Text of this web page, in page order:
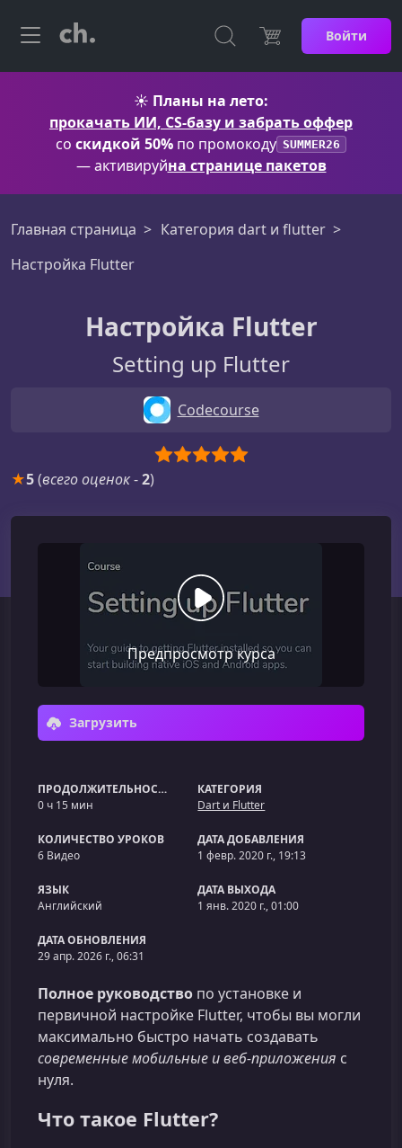
Войти
☀️ Планы на лето:
прокачать ИИ, CS-базу и забрать оффер
со скидкой 50% по промокоду SUMMER26
— активируйна странице пакетов
Главная страница
Категория dart и flutter
Настройка Flutter
Настройка Flutter
Setting up Flutter
Codecourse
★5(всего оценок-2)
Предпросмотр курса
Загрузить
ПРОДОЛЖИТЕЛЬНОСТЬ
0 ч 15 мин
КАТЕГОРИЯ
Dart и Flutter
КОЛИЧЕСТВО УРОКОВ
6 Видео
ДАТА ДОБАВЛЕНИЯ
1 февр. 2020 г., 19:13
ЯЗЫК
Английский
ДАТА ВЫХОДА
1 янв. 2020 г., 01:00
ДАТА ОБНОВЛЕНИЯ
29 апр. 2026 г., 06:31
Полное руководство по установке и
первичной настройке Flutter, чтобы вы могли
максимально быстро начать создавать
современные мобильные и веб‑приложения с
нуля.
Что такое Flutter?